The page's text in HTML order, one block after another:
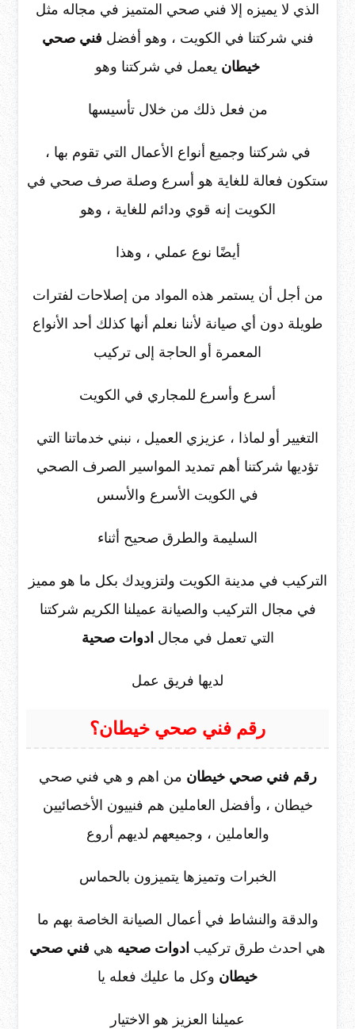
الذي لا يميزه إلا فني صحي المتميز في مجاله مثل
فني شركتنا في الكويت ، وهو أفضل فني صحي
خيطان يعمل في شركتنا وهو
من فعل ذلك من خلال تأسيسها
في شركتنا وجميع أنواع الأعمال التي تقوم بها ،
ستكون فعالة للغاية هو أسرع وصلة صرف صحي في
الكويت إنه قوي ودائم للغاية ، وهو
أيضًا نوع عملي ، وهذا
من أجل أن يستمر هذه المواد من إصلاحات لفترات
طويلة دون أي صيانة لأننا نعلم أنها كذلك أحد الأنواع
المعمرة أو الحاجة إلى تركيب
أسرع وأسرع للمجاري في الكويت
التغيير أو لماذا ، عزيزي العميل ، نبني خدماتنا التي
تؤديها شركتنا أهم تمديد المواسير الصرف الصحي
في الكويت الأسرع والأسس
السليمة والطرق صحيح أثناء
التركيب في مدينة الكويت ولتزويدك بكل ما هو مميز
في مجال التركيب والصيانة عميلنا الكريم شركتنا
التي تعمل في مجال ادوات صحية
لديها فريق عمل
رقم فني صحي خيطان؟
رقم فني صحي خيطان من اهم و هي فني صحي
خيطان ، وأفضل العاملين هم فنييون الأخصائيين
والعاملين ، وجميعهم لديهم أروع
الخبرات وتميزها يتميزون بالحماس
والدقة والنشاط في أعمال الصيانة الخاصة بهم ما
هي احدث طرق تركيب ادوات صحيه هي فني صحي
خيطان وكل ما عليك فعله يا
عميلنا العزيز هو الاختيار